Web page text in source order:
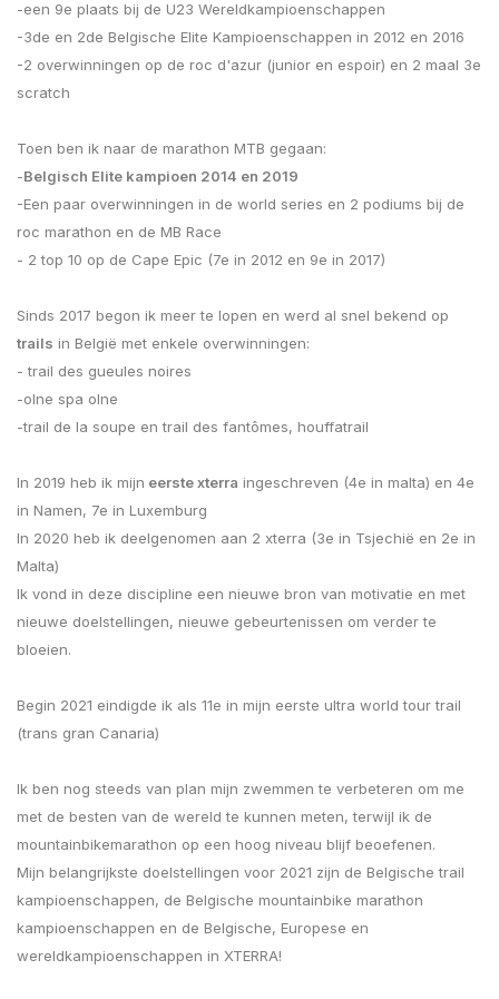
-een 9e plaats bij de U23 Wereldkampioenschappen
-3de en 2de Belgische Elite Kampioenschappen in 2012 en 2016
-2 overwinningen op de roc d'azur (junior en espoir) en 2 maal 3e
scratch
Toen ben ik naar de marathon MTB gegaan:
-Belgisch Elite kampioen 2014 en 2019
-Een paar overwinningen in de world series en 2 podiums bij de
roc marathon en de MB Race
- 2 top 10 op de Cape Epic (7e in 2012 en 9e in 2017)
Sinds 2017 begon ik meer te lopen en werd al snel bekend op
trails in België met enkele overwinningen:
- trail des gueules noires
-olne spa olne
-trail de la soupe en trail des fantômes, houffatrail
In 2019 heb ik mijn eerste xterra ingeschreven (4e in malta) en 4e
in Namen, 7e in Luxemburg
In 2020 heb ik deelgenomen aan 2 xterra (3e in Tsjechië en 2e in
Malta)
Ik vond in deze discipline een nieuwe bron van motivatie en met
nieuwe doelstellingen, nieuwe gebeurtenissen om verder te
bloeien.
Begin 2021 eindigde ik als 11e in mijn eerste ultra world tour trail
(trans gran Canaria)
Ik ben nog steeds van plan mijn zwemmen te verbeteren om me
met de besten van de wereld te kunnen meten, terwijl ik de
mountainbikemarathon op een hoog niveau blijf beoefenen.
Mijn belangrijkste doelstellingen voor 2021 zijn de Belgische trail
kampioenschappen, de Belgische mountainbike marathon
kampioenschappen en de Belgische, Europese en
wereldkampioenschappen in XTERRA!